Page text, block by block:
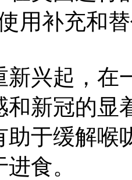
用补充和
新兴起，在
和新冠的显
助于缓解喉
食。